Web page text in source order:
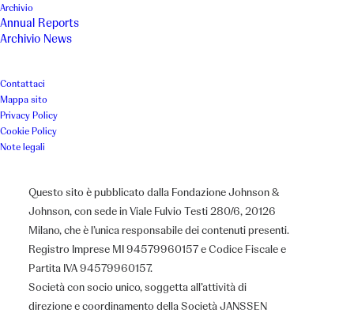
Archivio
Annual Reports
Archivio News
Contattaci
Mappa sito
Privacy Policy
Cookie Policy
Note legali
Questo sito è pubblicato dalla Fondazione Johnson &
Johnson, con sede in Viale Fulvio Testi 280/6, 20126
Milano, che è l’unica responsabile dei contenuti presenti.
Registro Imprese MI 94579960157 e Codice Fiscale e
Partita IVA 94579960157.
Società con socio unico, soggetta all’attività di
direzione e coordinamento della Società JANSSEN